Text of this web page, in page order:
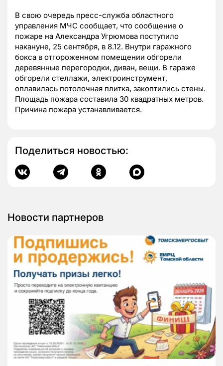
В свою очередь пресс-служба областного
управления МЧС сообщает, что сообщение о
пожаре на Александра Угрюмова поступило
накануне, 25 сентября, в 8.12. Внутри гаражного
бокса в отгороженном помещении обгорели
деревянные перегородки, диван, вещи. В гараже
обгорели стеллажи, электроинструмент,
оплавилась потолочная плитка, закоптились стены.
Площадь пожара составила 30 квадратных метров.
Причина пожара устанавливается.
Поделиться новостью:
Новости партнеров